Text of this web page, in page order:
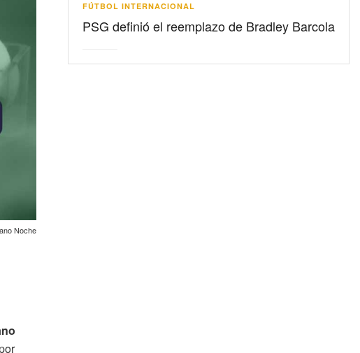
Noche
FÚTBOL INTERNACIONAL
PSG definió el reemplazo de Bradley Barcola